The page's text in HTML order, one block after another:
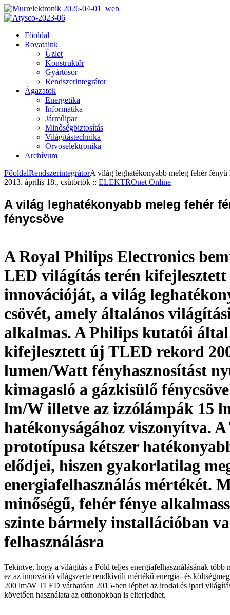
Főoldal
Rovataink
Üzlet
Konstruktőr
Gyártósor
Rendszerintegrátor
Ágazatok
Energetika
Informatika
Járműipar
Minőségbiztosítás
Világítástechnika
Orvoselektronika
Archívum
FőoldalRendszerintegrátorA világ leghatékonyabb meleg fehér
2013. április 18., csütörtök :: ELEKTROnet Online
A világ leghatékonyabb meleg fehér
fénycsöve
A Royal Philips Electronics
LED világítás terén
innovációját, a világ
csövét, amely általános
alkalmas. A Philips kutatói által
kifejlesztett új TLED rekord
lumen/Watt fényhasznosítást
kimagasló a gázkisülő
lm/W illetve az izzólámpák 15
hatékonyságához viszonyítva.
prototípusa kétszer
elődjei, hiszen gyakorlatilag
energiafelhasználás mértékét.
minőségű, fehér fénye
szinte bármely installációban
felhasználásra
Tekintve, hogy a világítás a Föld teljes energiafelhasználásának több
ez az innováció világszerte rendkívüli mértékű energia- és
200 lm/W TLED várhatóan 2015-ben léphet az irodai és ipari
követően használata az otthonokban is elterjedhet.